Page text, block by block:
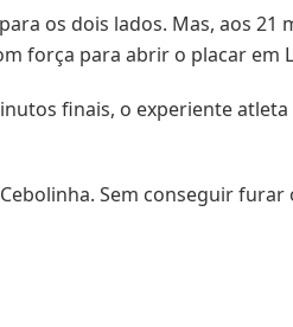
os dois lados. Mas, aos
força para abrir o placar em
finais, o experiente
Sem conseguir